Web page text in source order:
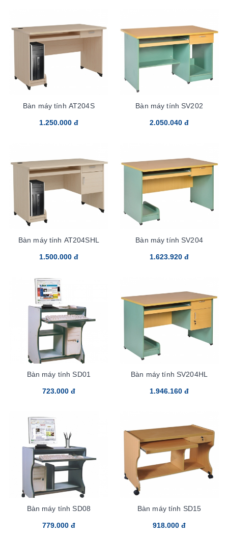
Bàn máy tính AT204S
1.250.000 đ
Bàn máy tính SV202
2.050.040 đ
Bàn máy tính AT204SHL
1.500.000 đ
Bàn máy tính SV204
1.623.920 đ
Bàn máy tính SD01
723.000 đ
Bàn máy tính SV204HL
1.946.160 đ
Bàn máy tính SD08
779.000 đ
Bàn máy tính SD15
918.000 đ